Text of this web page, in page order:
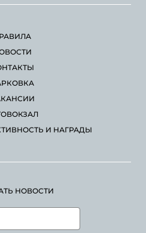
И НАГРАДЫ
НОВОСТИ